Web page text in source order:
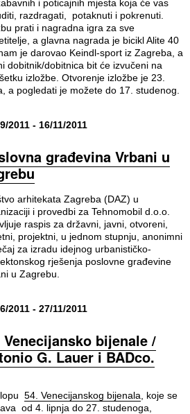
i poticajnih mjesta koja će vas
razdragati, potaknuti i pokrenuti.
prati i nagradna igra za sve
a glavna nagrada je bicikl Alite 40
je darovao Keindl-sport iz Zagreba, a
dobitnik/dobitnica bit će izvučeni na
izložbe. Otvorenje izložbe je 23.
a pogledati je možete do 17. studenog.
2011 - 16/11/2011
građevina Vrbani u
arhitekata Zagreba (DAZ) u
i provedbi za Tehnomobil d.o.o.
raspis za državni, javni, otvoreni,
projektni, u jednom stupnju, anonimni
za izradu idejnog urbanističko-
rješenja poslovne građevine
u Zagrebu.
2011 - 27/11/2011
Venecijansko bijenale /
G. Lauer i BADco.
54. Venecijanskog bijenala , koje se
od 4. lipnja do 27. studenoga,